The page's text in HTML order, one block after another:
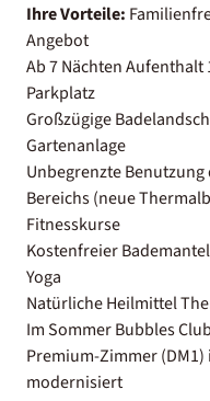
Ihre Vorteile:
Angebot
Ab 7 Nächten
Parkplatz
Großzügige
Gartenanlage
Unbegrenzte
Bereichs (neue
Fitnesskurse
Kostenfreier
Yoga
Natürliche Heilmittel
Im Sommer Bubbles
Premium-Zimmer
modernisiert